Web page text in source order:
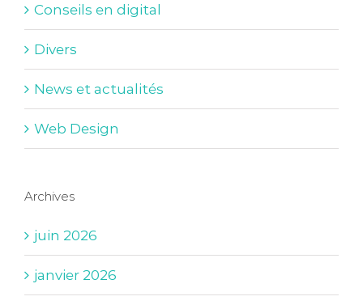
Conseils en digital
Divers
News et actualités
Web Design
Archives
juin 2026
janvier 2026